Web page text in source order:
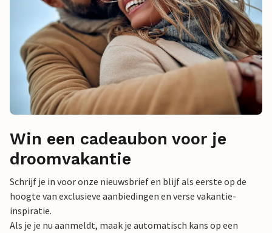
Win een cadeaubon voor je
droomvakantie
Schrijf je in voor onze nieuwsbrief en blijf als eerste op de
hoogte van exclusieve aanbiedingen en verse vakantie-
inspiratie.
Als je je nu aanmeldt, maak je automatisch kans op een